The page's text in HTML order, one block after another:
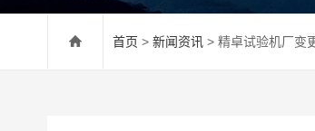
首页 > 新闻资讯 > 精卓试验机厂变